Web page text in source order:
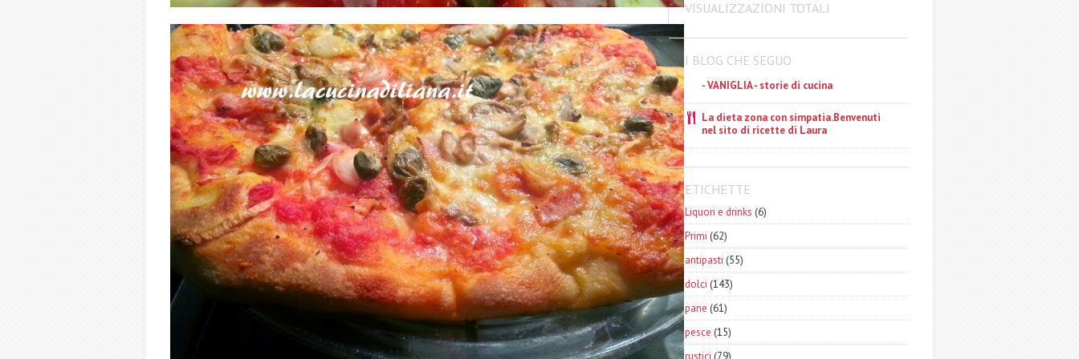
VISUALIZZAZIONI TOTALI
I BLOG CHE SEGUO
- VANIGLIA - storie di cucina
La dieta zona con simpatia.Benvenuti
nel sito di ricette di Laura
ETICHETTE
Liquori e drinks (6)
Primi (62)
antipasti (55)
dolci (143)
pane (61)
pesce (15)
rustici (79)